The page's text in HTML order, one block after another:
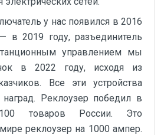
у нас появился в 2016
в 2019 году, разъединитель
управлением мы
в 2022 году, исходя из
Все эти устройства
Реклоузер победил в
товаров России. Это
реклоузер на 1000 ампер.